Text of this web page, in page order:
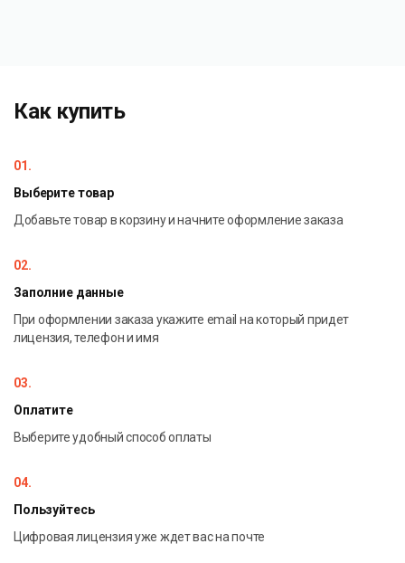
Как купить
01.
Выберите товар
Добавьте товар в корзину и начните оформление заказа
02.
Заполние данные
При оформлении заказа укажите email на который придет
лицензия, телефон и имя
03.
Оплатите
Выберите удобный способ оплаты
04.
Пользуйтесь
Цифровая лицензия уже ждет вас на почте